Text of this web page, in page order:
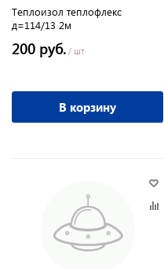
Теплоизол теплофлекс
д=114/13 2м
200 руб. / шт
В корзину